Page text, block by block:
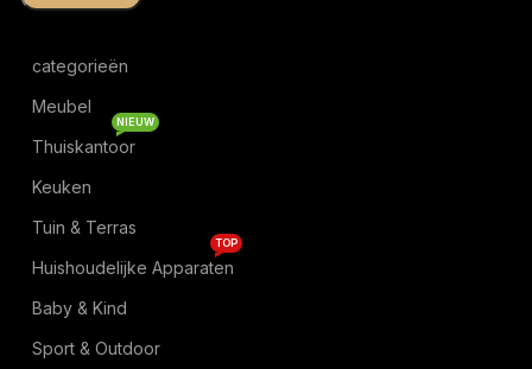
categorieën
Meubel
Thuiskantoor
NIEUW
Keuken
Tuin & Terras
Huishoudelijke Apparaten
TOP
Baby & Kind
Sport & Outdoor